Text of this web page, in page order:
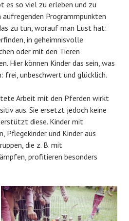
es so viel zu erleben und zu
aufregenden Programmpunkten
zu tun, worauf man Lust hat:
in geheimnisvolle
oder mit den Tieren
Hier können Kinder das sein, was
frei, unbeschwert und glücklich.
Arbeit mit den Pferden wirkt
aus. Sie ersetzt jedoch keine
diese. Kinder mit
Pflegekinder und Kinder aus
die z. B. mit
profitieren besonders